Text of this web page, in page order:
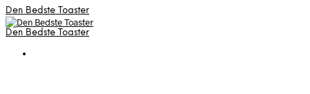
Den Bedste Toaster
Den Bedste Toaster